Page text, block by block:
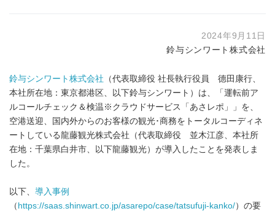
2024年9月11日
鈴与シンワート株式会社
鈴与シンワート株式会社 （代表取締役 社長執行役員 德田康行、
本社所在地：東京都港区、以下鈴与シンワート）は、「運転前ア
ルコールチェック＆検温※クラウドサービス「あさレポ」」を、
空港送迎、国内外からのお客様の観光･商務をトータルコーディネ
ートしている龍藤観光株式会社（代表取締役 並木江彦、本社所
在地：千葉県白井市、以下龍藤観光）が導入したことを発表しま
した。
以下、 導入事例
（ https://saas.shinwart.co.jp/asarepo/case/tatsufuji-kanko/）の要